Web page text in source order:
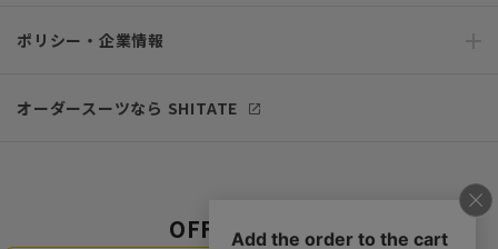
ポリシー・企業情報
オーダースーツなら SHITATE
OFFICIAL SNS